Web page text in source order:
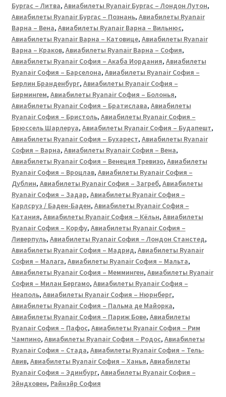
Бургас – Литва, Авиабилеты Ryanair Бургас – Лондон Лутон,
Авиабилеты Ryanair Бургас – Познань, Авиабилеты Ryanair
Варна – Вена, Авиабилеты Ryanair Варна – Вильнюс,
Авиабилеты Ryanair Варна – Катовице, Авиабилеты Ryanair
Варна – Краков, Авиабилеты Ryanair Варна – София,
Авиабилеты Ryanair София – Акаба Иордания, Авиабилеты
Ryanair София – Барселона, Авиабилеты Ryanair София –
Берлин Бранденбург, Авиабилеты Ryanair София –
Бирмингем, Авиабилеты Ryanair София – Болонья,
Авиабилеты Ryanair София – Братислава, Авиабилеты
Ryanair София – Бристоль, Авиабилеты Ryanair София –
Брюссель Шарлеруа, Авиабилеты Ryanair София – Будапешт,
Авиабилеты Ryanair София – Бухарест, Авиабилеты Ryanair
София – Варна, Авиабилеты Ryanair София – Вена,
Авиабилеты Ryanair София – Венеция Тревизо, Авиабилеты
Ryanair София – Вроцлав, Авиабилеты Ryanair София –
Дублин, Авиабилеты Ryanair София – Загреб, Авиабилеты
Ryanair София – Задар, Авиабилеты Ryanair София –
Карлсруэ / Баден-Баден, Авиабилеты Ryanair София –
Катания, Авиабилеты Ryanair София – Кёльн, Авиабилеты
Ryanair София – Корфу, Авиабилеты Ryanair София –
Ливерпуль, Авиабилеты Ryanair София – Лондон Станстед,
Авиабилеты Ryanair София – Мадрид, Авиабилеты Ryanair
София – Малага, Авиабилеты Ryanair София – Мальта,
Авиабилеты Ryanair София – Мемминген, Авиабилеты Ryanair
София – Милан Бергамо, Авиабилеты Ryanair София –
Неаполь, Авиабилеты Ryanair София – Нюрнберг,
Авиабилеты Ryanair София – Пальма де Майорка,
Авиабилеты Ryanair София – Париж Бове, Авиабилеты
Ryanair София – Пафос, Авиабилеты Ryanair София – Рим
Чампино, Авиабилеты Ryanair София – Родос, Авиабилеты
Ryanair София – Стада, Авиабилеты Ryanair София – Тель-
Авив, Авиабилеты Ryanair София – Ханья, Авиабилеты
Ryanair София – Эдинбург, Авиабилеты Ryanair София –
Эйндховен, Райнэйр София